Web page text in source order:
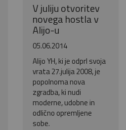
V juliju otvoritev
novega hostla v
Alijo-u
05.06.2014
Alijo YH, ki je odprl svoja
vrata 27.julija 2008, je
popolnoma nova
zgradba, ki nudi
moderne, udobne in
odlično opremljene
sobe.